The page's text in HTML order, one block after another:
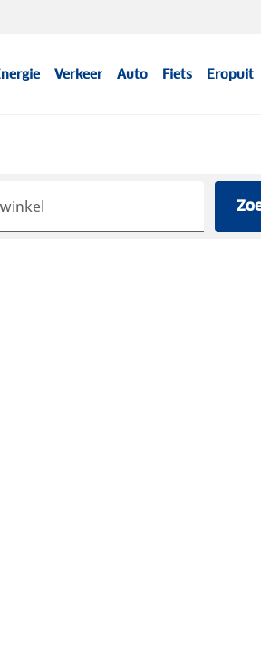
Verkeer Auto Fiets Eropuit